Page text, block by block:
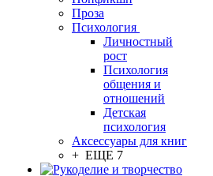
Проза
Психология
Личностный
рост
Психология
общения и
отношений
Детская
психология
Аксессуары для книг
+ ЕЩЕ 7